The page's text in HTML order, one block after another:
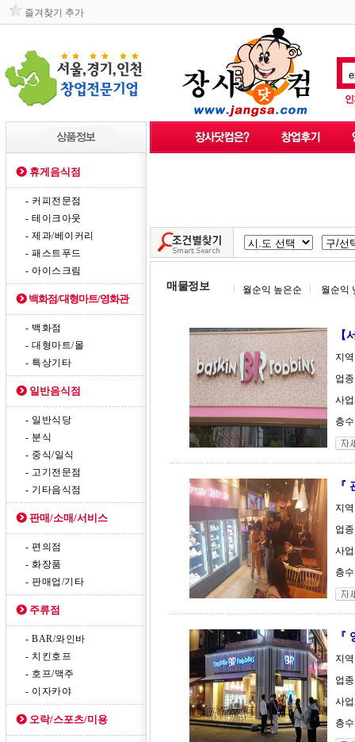
즐겨찾기 추가
휴게음식점
- 커피전문점
- 테이크아웃
- 제과/베이커리
- 패스트푸드
- 아이스크림
백화점/대형마트/영화관
- 백화점
- 대형마트/몰
- 특상기타
일반음식점
- 일반식당
- 분식
- 중식/일식
- 고기전문점
- 기타음식점
판매/소매/서비스
- 편의점
- 화장품
- 판매업/기타
주류점
- BAR/와인바
- 치킨호프
- 호프/맥주
- 이자카야
오락/스포츠/미용
매물정보 월순익 높은순 월순익
【
지
업
사
층
『
지
업
사
층
『
지
업
사
층